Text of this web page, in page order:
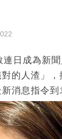
日成為新
的人渣」
消息指令